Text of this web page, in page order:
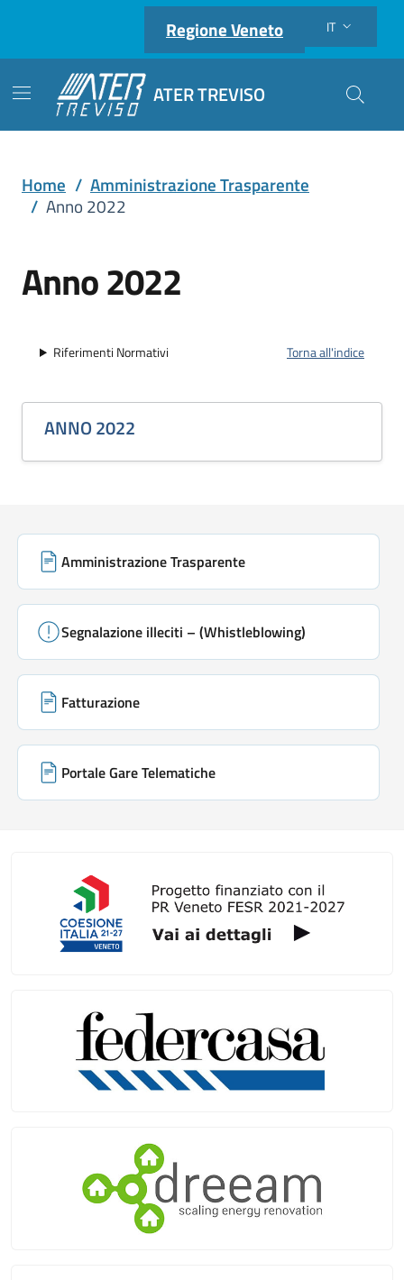
Regione Veneto Lingua attiva:
IT
ATER TREVISO Cerca
Home / Amministrazione Trasparente
/ Anno 2022
Anno 2022
Torna all'indice
Riferimenti Normativi
ANNO 2022
Link di servizio
Amministrazione Trasparente
Segnalazione illeciti – (Whistleblowing)
Fatturazione
Portale Gare Telematiche
Galleria link rapidi